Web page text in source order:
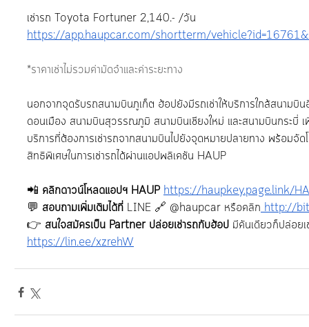
เช่ารถ Toyota Fortuner 2,140.- /วัน
https://app.haupcar.com/shortterm/
*ราคาเช่าไม่รวมค่ามัดจำและค่าระยะทาง
นอกจากจุดรับรถสนามบินภูเก็ต ฮ้อปยังมีรถเช่าให้บริการใกล้สนามบิ
ดอนเมือง สนามบินสุวรรณภูมิ สนามบินเชียงใหม่ และสนามบินกระบี่
บริการที่ต้องการเช่ารถจากสนามบินไปยังจุดหมายปลายทาง พร้อมจัด
สิทธิพิเศษในการเช่ารถได้ผ่านแอปพลิเคชัน HAUP
📲 คลิกดาวน์โหลดแอปฯ HAUP https://haupkey.page.link/
💬 สอบถามเพิ่มเติมได้ที่ LINE 🔗 @haupcar หรือคลิก http://
👉 สนใจสมัครเป็น Partner ปล่อยเช่ารถกับฮ้อป มีคันเดียวก็ปล่อยเ
https://lin.ee/xzrehW